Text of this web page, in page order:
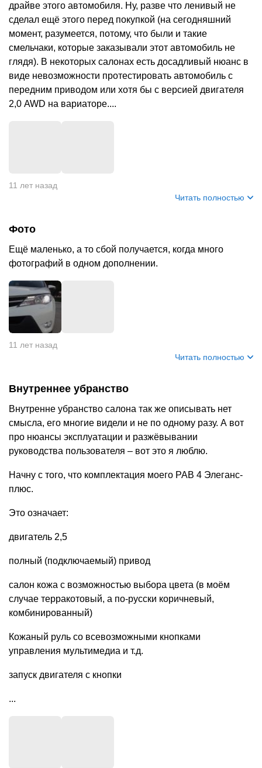
драйве этого автомобиля. Ну, разве что ленивый не
сделал ещё этого перед покупкой (на сегодняшний
момент, разумеется, потому, что были и такие
смельчаки, которые заказывали этот автомобиль не
глядя). В некоторых салонах есть досадливый нюанс в
виде невозможности протестировать автомобиль с
передним приводом или хотя бы с версией двигателя
2,0 AWD на вариаторе....
11 лет назад
Читать полностью
Фото
Ещё маленько, а то сбой получается, когда много
фотографий в одном дополнении.
11 лет назад
Читать полностью
Внутреннее убранство
Внутренне убранство салона так же описывать нет
смысла, его многие видели и не по одному разу. А вот
про нюансы эксплуатации и разжёвывании
руководства пользователя – вот это я люблю.
Начну с того, что комплектация моего РАВ 4 Элеганс-
плюс.
Это означает:
двигатель 2,5
полный (подключаемый) привод
салон кожа с возможностью выбора цвета (в моём
случае терракотовый, а по-русски коричневый,
комбинированный)
Кожаный руль со всевозможными кнопками
управления мультимедиа и т.д.
запуск двигателя с кнопки
...